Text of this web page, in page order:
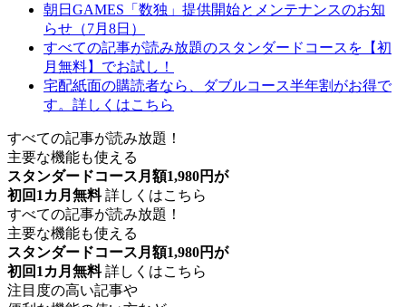
朝日GAMES「数独」提供開始とメンテナンスのお知
らせ（7月8日）
すべての記事が読み放題のスタンダードコースを【初
月無料】でお試し！
宅配紙面の購読者なら、ダブルコース半年割がお得で
す。詳しくはこちら
すべての記事が読み放題！
主要な機能も使える
スタンダードコース月額1,980円が
初回1カ月無料 詳しくはこちら
すべての記事が読み放題！
主要な機能も使える
スタンダードコース月額1,980円が
初回1カ月無料 詳しくはこちら
注目度の高い記事や